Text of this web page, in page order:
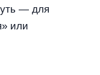
— для
или